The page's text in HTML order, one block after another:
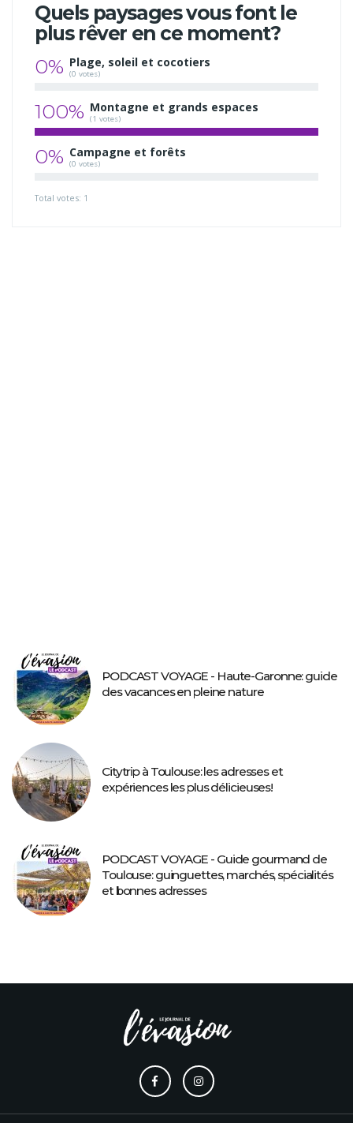
Quels paysages vous font le
plus rêver en ce moment?
0% Plage, soleil et cocotiers
(0 votes)
100% Montagne et grands espaces
(1 votes)
0% Campagne et forêts
(0 votes)
Total votes: 1
PODCAST VOYAGE - Haute-Garonne: guide
des vacances en pleine nature
Citytrip à Toulouse: les adresses et
expériences les plus délicieuses!
PODCAST VOYAGE - Guide gourmand de
Toulouse: guinguettes, marchés, spécialités
et bonnes adresses